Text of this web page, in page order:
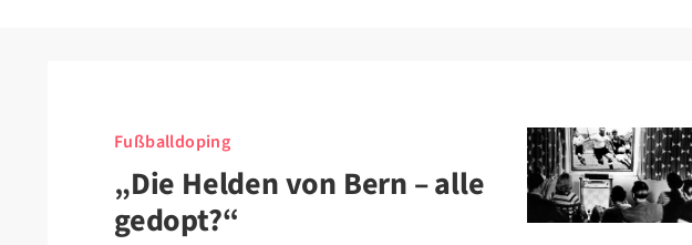
Fußballdoping
„Die Helden von Bern – alle
gedopt?“